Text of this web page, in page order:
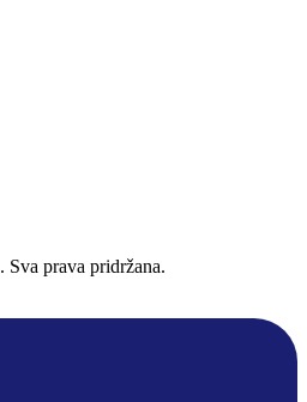
. Sva prava pridržana.